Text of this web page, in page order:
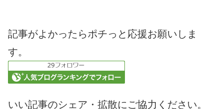
記事がよかったらポチっと応援お願いしま
す。
いい記事のシェア・拡散にご協力ください。